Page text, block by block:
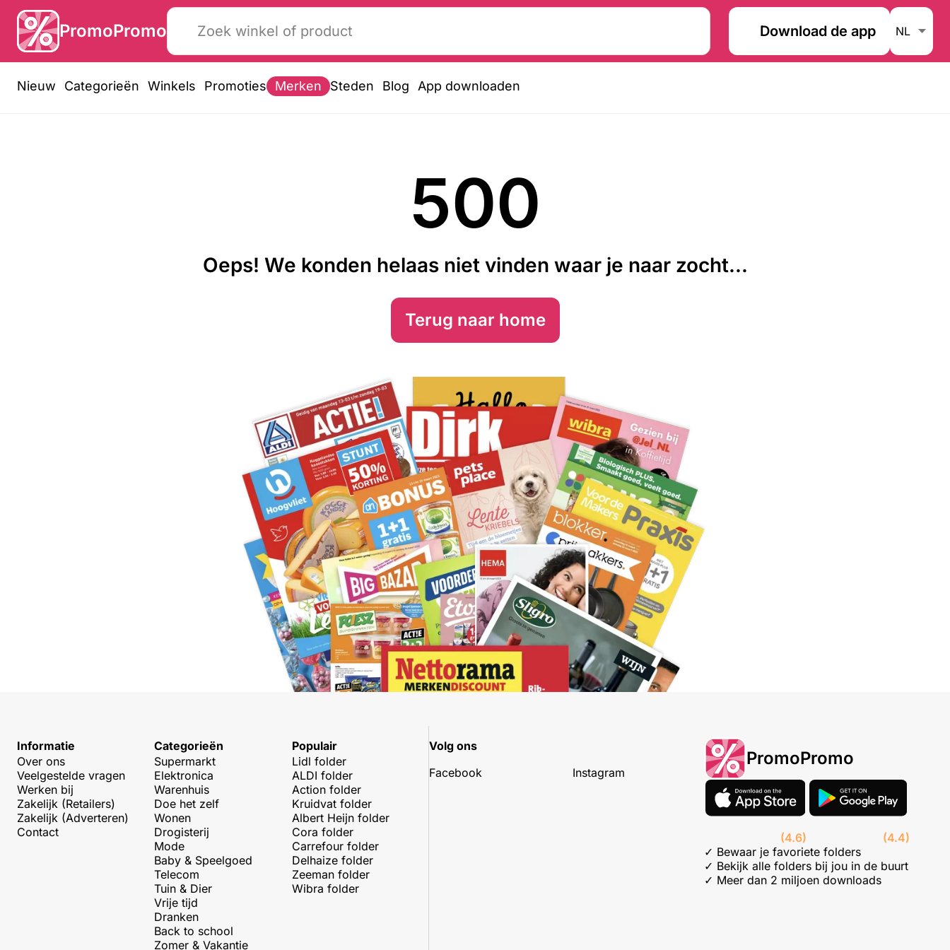
PromoPromo Download de app
Nieuw Categorieën Winkels Promoties Merken Steden Blog App downloaden
500
Oeps! We konden helaas niet vinden waar je naar zocht...
Terug naar home
Informatie
Over ons
Veelgestelde vragen
Werken bij
Zakelijk (Retailers)
Zakelijk (Adverteren)
Contact
Categorieën
Supermarkt
Elektronica
Warenhuis
Doe het zelf
Wonen
Drogisterij
Mode
Baby & Speelgoed
Telecom
Tuin & Dier
Vrije tijd
Dranken
Back to school
Zomer & Vakantie
Populair
Lidl folder
ALDI folder
Action folder
Kruidvat folder
Albert Heijn folder
Cora folder
Carrefour folder
Delhaize folder
Zeeman folder
Wibra folder
Volg ons
Facebook
Instagram
PromoPromo
(4.6)
(4.4)
✓ Bewaar je favoriete folders
✓ Bekijk alle folders bij jou in de buurt
✓ Meer dan 2 miljoen downloads